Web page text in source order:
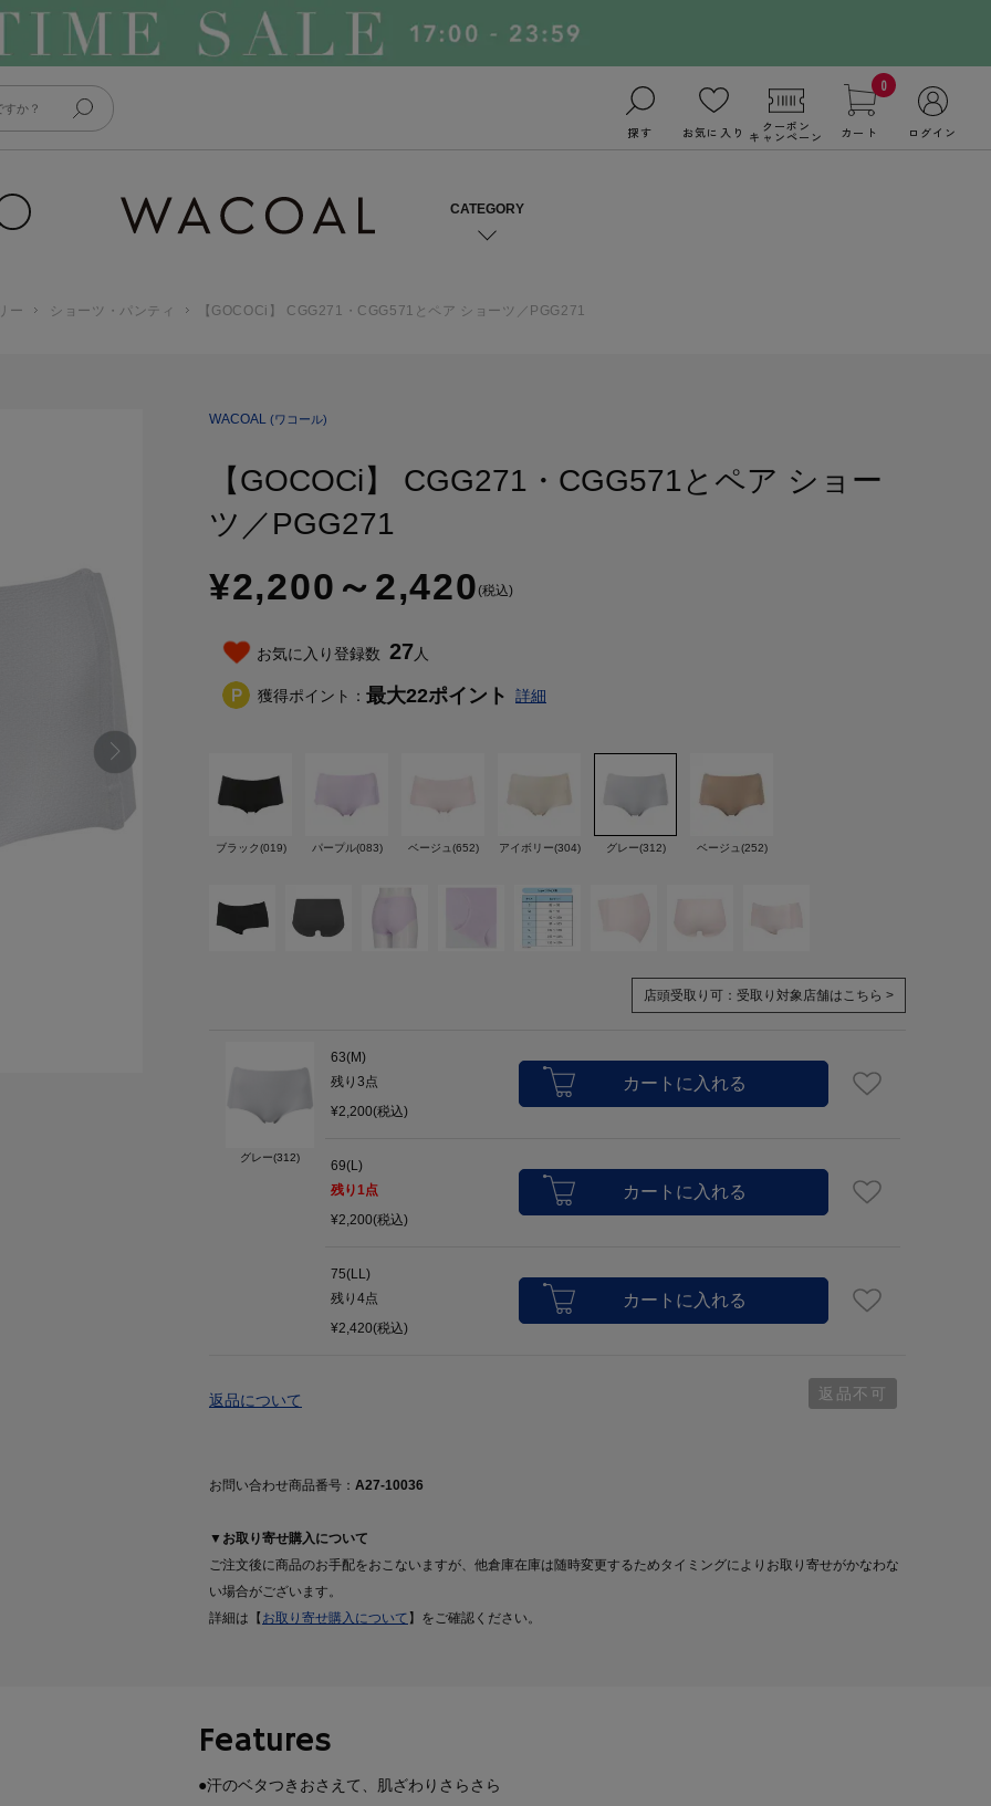
探す お気に入り クーポン
キャンペーン
0
カート ログイン
ー ショーツ・パンティ 【GOCOCi】 CGG271・CGG571とペア ショーツ／PGG271
WACOAL (ワコール)
【GOCOCi】 CGG271・CGG571とペア ショー
ツ／PGG271
¥2,200 ～ 2,420(税込)
お気に入り登録数 27人
獲得ポイント： 最大22ポイント 詳細
ブラック(019) パープル(083) ベージュ(652) アイボリー(304) グレー(312) ベージュ(252)
店頭受取り可： 受取り対象店舗はこちら >
グレー(312)
63(M)
残り 3点
¥2,200(税込)
69(L)
残り1点
¥2,200(税込)
75(LL)
残り 4点
¥2,420(税込)
返品不可
返品について
お問い合わせ商品番号： A27-10036
▼お取り寄せ購入について
ご注文後に商品のお手配をおこないますが、他倉庫在庫は随時変更するためタイミングによりお取り寄せがかなわな
い場合がございます。
詳細は【 お取り寄せ購入について 】をご確認ください。
Features
●汗のベタつきおさえて、肌ざわりさらさら